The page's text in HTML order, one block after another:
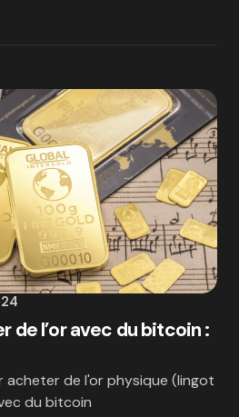
de l’or avec du bitcoin :
acheter de l'or physique (lingot
du bitcoin